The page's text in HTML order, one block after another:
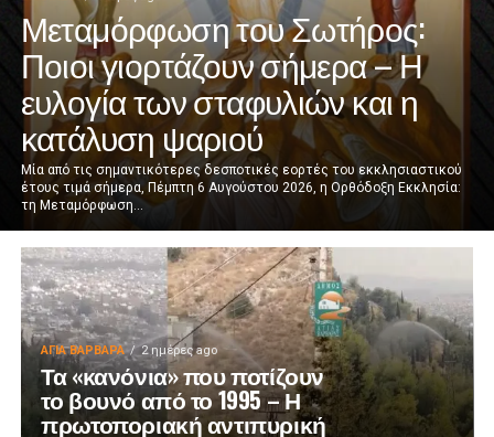
Μεταμόρφωση του Σωτήρος:
Ποιοι γιορτάζουν σήμερα – Η
ευλογία των σταφυλιών και η
κατάλυση ψαριού
Μία από τις σημαντικότερες δεσποτικές εορτές του εκκλησιαστικού
έτους τιμά σήμερα, Πέμπτη 6 Αυγούστου 2026, η Ορθόδοξη Εκκλησία:
τη Μεταμόρφωση...
ΑΓΙΑ ΒΑΡΒΑΡΑ 2 ημέρες ago
Τα «κανόνια» που ποτίζουν
το βουνό από το 1995 – Η
πρωτοποριακή αντιπυρική